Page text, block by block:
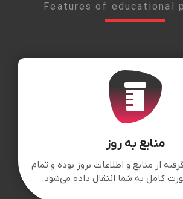
ثبت درخواست
Features of educational
منابع به روز
از منابع و اطلاعات بروز بوده و تمام
کامل به شما انتقال داده می‌شود.